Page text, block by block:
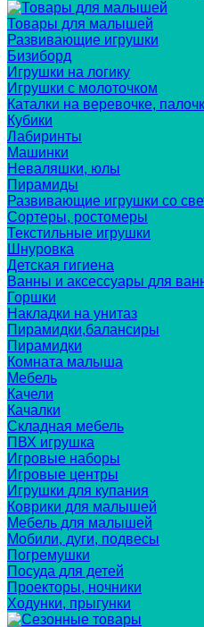
Товары для малышей
Развивающие игрушки
Бизиборд
Игрушки на логику
Игрушки с молоточком
Каталки на веревочке,
Кубики
Лабиринты
Машинки
Неваляшки, юлы
Пирамиды
Развивающие игрушки со
Сортеры, ростомеры
Текстильные игрушки
Шнуровка
Детская гигиена
Ванны и аксессуары для
Горшки
Накладки на унитаз
Пирамидки,балансиры
Пирамидки
Комната малыша
Мебель
Качели
Качалки
Складная мебель
ПВХ игрушка
Игровые наборы
Игровые центры
Игрушки для купания
Коврики для малышей
Мебель для малышей
Мобили, дуги, подвесы
Погремушки
Посуда для детей
Проекторы, ночники
Ходунки, прыгунки